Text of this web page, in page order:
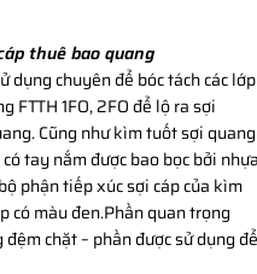
thuê bao quang
dụng chuyên để bóc tách các lớp
FTTH 1FO, 2FO để lộ ra sợi
Cũng như kìm tuốt sợi quang
tay nắm được bao bọc bởi
phận tiếp xúc sợi cáp của kìm
có màu đen.Phần quan trọng
chặt – phần được sử dụng để